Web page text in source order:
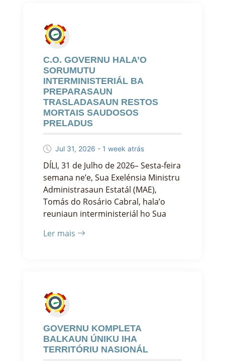
C.O. GOVERNU HALA’O
SORUMUTU
INTERMINISTERIÁL BA
PREPARASAUN
TRASLADASAUN RESTOS
MORTAIS SAUDOSOS
PRELADUS
Jul 31, 2026 - 1 week atrás
DÍLI, 31 de Julho de 2026– Sesta-feira
semana ne’e, Sua Exelénsia Ministru
Administrasaun Estatál (MAE),
Tomás do Rosário Cabral, hala’o
reuniaun interministeriál ho Sua
Ler mais
GOVERNU KOMPLETA
BALKAUN ÚNIKU IHA
TERRITÓRIU NASIONÁL